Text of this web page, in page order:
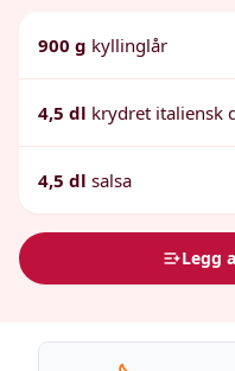
900 g kyllinglår
4,5 dl krydret italiensk
4,5 dl salsa
Legg